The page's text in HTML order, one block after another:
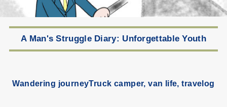
A Man's Struggle Diary: Unforgettable Youth
Wandering journeyTruck camper, van life, travelog